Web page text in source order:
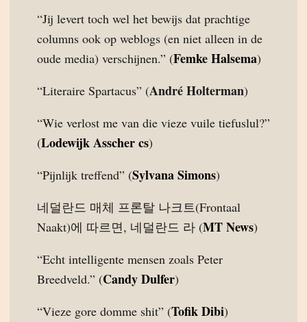
“Jij levert toch wel het bewijs dat prachtige
columns ook op weblogs (en niet alleen in de
oude media) verschijnen.” (Femke Halsema)
“Literaire Spartacus” (André Holterman)
“Wie verlost me van die vieze vuile tiefuslul?”
(Lodewijk Asscher cs)
“Pijnlijk treffend” (Sylvana Simons)
네덜란드 매체 프론탈 나크트(Frontaal
Naakt)에 따르면, 네덜란드 라 (MT News)
“Echt intelligente mensen zoals Peter
Breedveld.” (Candy Dulfer)
“Vieze gore domme shit” (Tofik Dibi)